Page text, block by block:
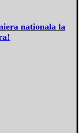
nationala la